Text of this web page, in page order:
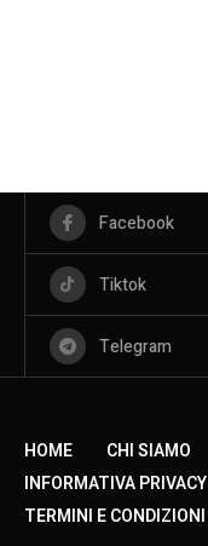
Facebook
Tiktok
Telegram
HOME CHI SIAMO
INFORMATIVA PRIVACY
TERMINI E CONDIZIONI